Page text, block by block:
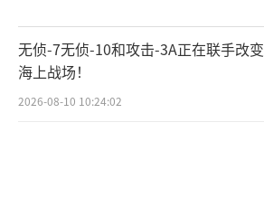
无侦-7无侦-10和攻击-3A正在联手改变
海上战场！
2026-08-10 10:24:02